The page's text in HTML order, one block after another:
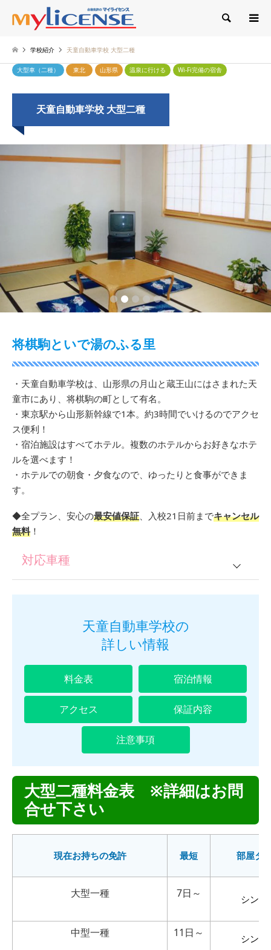
検索
学校紹介 天童自動車学校 大型二種
大型車（二種） 東北 山形県 温泉に行ける Wi-Fi完備の宿舎
天童自動車学校 大型二種
3 5
将棋駒といで湯のふる里
・天童自動車学校は、山形県の月山と蔵王山にはさまれた天
童市にあり、将棋駒の町として有名。
・東京駅から山形新幹線で1本。約3時間でいけるのでアクセ
ス便利！
・宿泊施設はすべてホテル。複数のホテルからお好きなホテ
ルを選べます！
・ホテルでの朝食・夕食なので、ゆったりと食事ができま
す。
◆全プラン、安心の最安値保証、入校21日前までキャンセル
無料 ！
対応車種
大型一種
中型一種
天童自動車学校の
詳しい情報
料金表 宿泊情報
アクセス 保証内容
注意事項
大型二種料金表 ※詳細はお問
合せ下さい
現在お持ちの免許 最短 部屋タ
大型一種 7日～ シング
中型一種 11日～ シング